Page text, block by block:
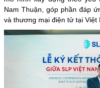
Nam Thuận, góp phần đáp
và thương mại điện tử tại Việt